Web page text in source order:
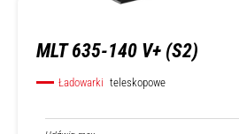
MLT 635-140 V+ (S2)
Ładowarki teleskopowe